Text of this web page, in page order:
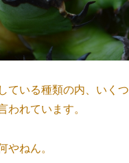
ている種類の内、いく
われています。
やねん。